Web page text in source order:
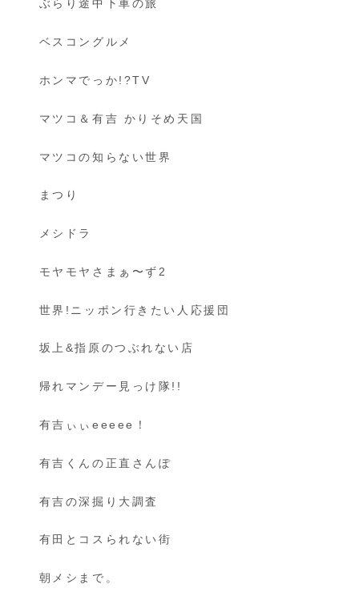
ぶらり途中下車の旅
ベスコングルメ
ホンマでっか!?TV
マツコ＆有吉 かりそめ天国
マツコの知らない世界
まつり
メシドラ
モヤモヤさまぁ〜ず2
世界!ニッポン行きたい人応援団
坂上&指原のつぶれない店
帰れマンデー見っけ隊!!
有吉ぃぃeeeee！
有吉くんの正直さんぽ
有吉の深掘り大調査
有田とコスられない街
朝メシまで。